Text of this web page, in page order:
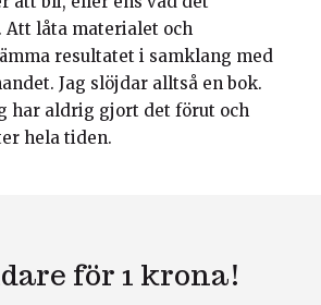
Att låta materialet och
resultatet i samklang med
Jag slöjdar alltså en bok.
har aldrig gjort det förut och
hela tiden.
för 1 krona!